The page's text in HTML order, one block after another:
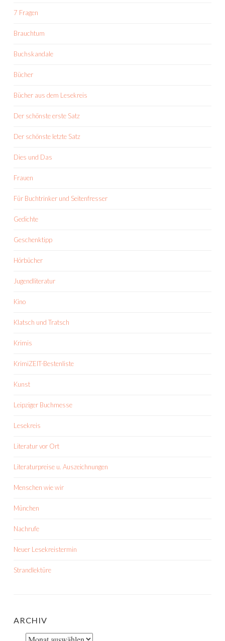
7 Fragen
Brauchtum
Buchskandale
Bücher
Bücher aus dem Lesekreis
Der schönste erste Satz
Der schönste letzte Satz
Dies und Das
Frauen
Für Buchtrinker und Seitenfresser
Gedichte
Geschenktipp
Hörbücher
Jugendliteratur
Kino
Klatsch und Tratsch
Krimis
KrimiZEIT-Bestenliste
Kunst
Leipziger Buchmesse
Lesekreis
Literatur vor Ort
Literaturpreise u. Auszeichnungen
Menschen wie wir
München
Nachrufe
Neuer Lesekreistermin
Strandlektüre
ARCHIV
Archiv